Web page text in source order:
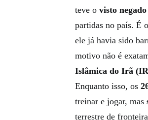
teve o visto
partidas no país. É
ele já havia sido
motivo não é
Islâmica do Irã
Enquanto isso, os
treinar e jogar, mas
terrestre de